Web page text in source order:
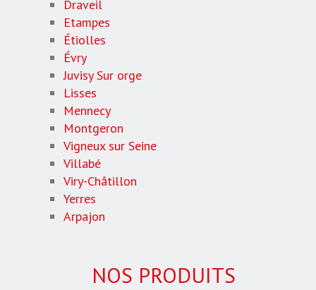
Draveil
Etampes
Étiolles
Évry
Juvisy Sur orge
Lisses
Mennecy
Montgeron
Vigneux sur Seine
Villabé
Viry-Châtillon
Yerres
Arpajon
NOS PRODUITS